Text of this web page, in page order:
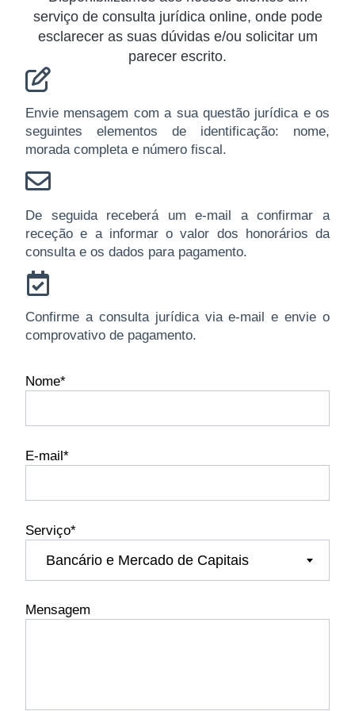
serviço de consulta jurídica online, onde pode
esclarecer as suas dúvidas e/ou solicitar um
parecer escrito.
Nome*
E-mail*
Serviço*
Bancário e Mercado de Capitais
Mensagem
Envie mensagem com a sua questão jurídica e os
seguintes elementos de identificação: nome,
morada completa e número fiscal.
De seguida receberá um e-mail a confirmar a
receção e a informar o valor dos honorários da
consulta e os dados para pagamento.
Confirme a consulta jurídica via e-mail e envie o
comprovativo de pagamento.